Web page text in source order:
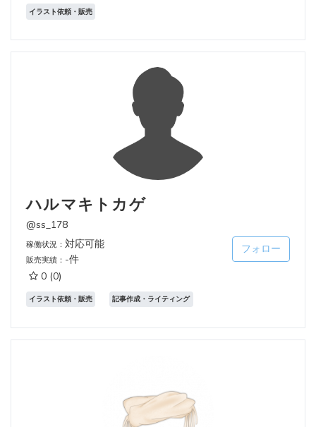
イラスト依頼・販売
ハルマキトカゲ
@ss_178
稼働状況： 対応可能
販売実績： -件
0 (0)
フォロー
イラスト依頼・販売 記事作成・ライティング